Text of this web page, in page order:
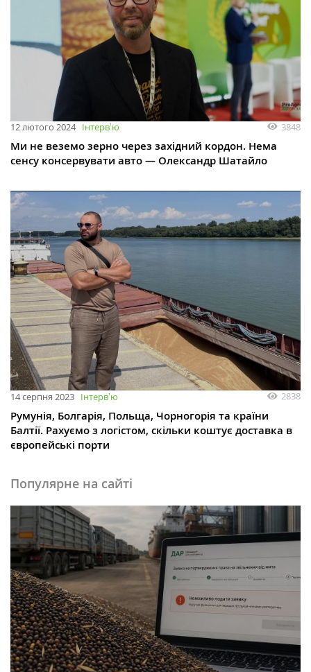
12 лютого 2024 Інтервʼю 3848
Ми не веземо зерно через західний кордон. Нема
сенсу консервувати авто — Олександр Шатайло
14 серпня 2023 Інтервʼю 2838
Румунія, Болгарія, Польща, Чорногорія та країни
Балтії. Рахуємо з логістом, скільки коштує доставка в
європейські порти
Популярне на сайті